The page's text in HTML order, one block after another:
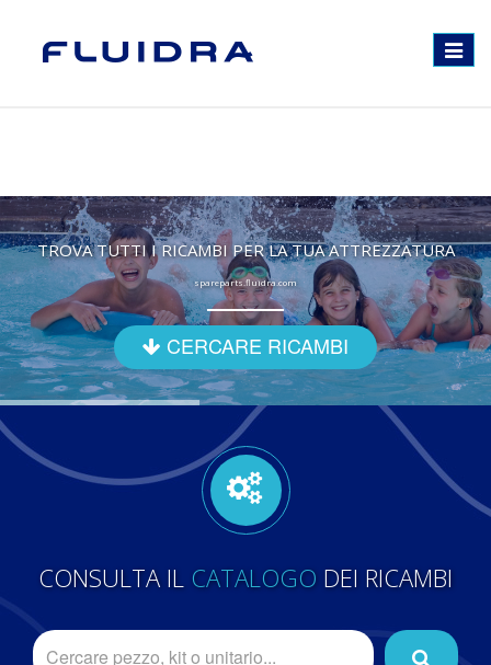
Toggle
TROVA TUTTI I RICAMBI PER LA TUA ATTREZZATURA
spareparts.fluidra.com
CERCARE RICAMBI
CONSULTA IL CATALOGO DEI RICAMBI